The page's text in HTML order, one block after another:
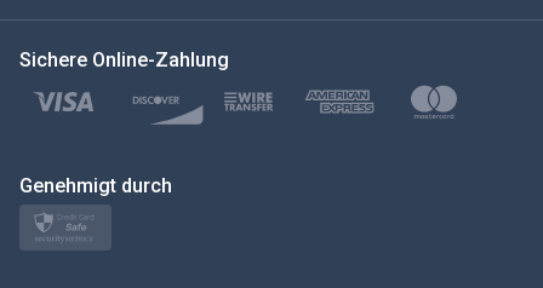
Türkçe
Polski
日本
Sichere Online-Zahlung
Genehmigt durch